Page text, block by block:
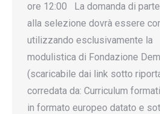
ore 12:00 La domanda di
alla selezione dovrà essere
utilizzando esclusivamente la
modulistica di Fondazione
(scaricabile dai link sotto
corredata da: Curriculum
in formato europeo datato e